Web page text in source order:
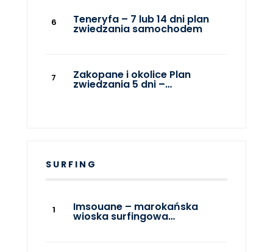
Teneryfa – 7 lub 14 dni plan
zwiedzania samochodem
Zakopane i okolice Plan
zwiedzania 5 dni –…
SURFING
Imsouane – marokańska
wioska surfingowa…